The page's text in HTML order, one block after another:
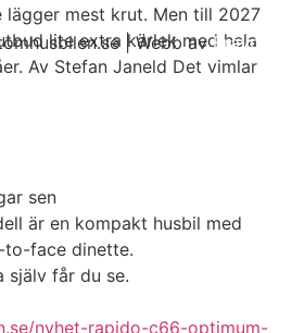
mest krut. Men till 2027
lite extra kärlek med hela
Av Stefan Janeld Det vimlar
sen
är en kompakt husbil med
to-face dinette.
själv får du se.
nyhet-rapido-c66-optimum-
| Webb avBravo